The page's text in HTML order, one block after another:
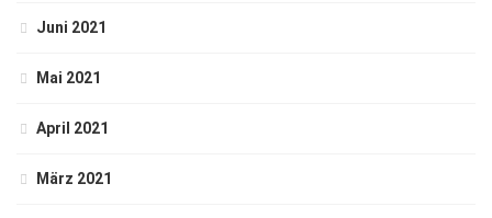
Juni 2021
Mai 2021
April 2021
März 2021